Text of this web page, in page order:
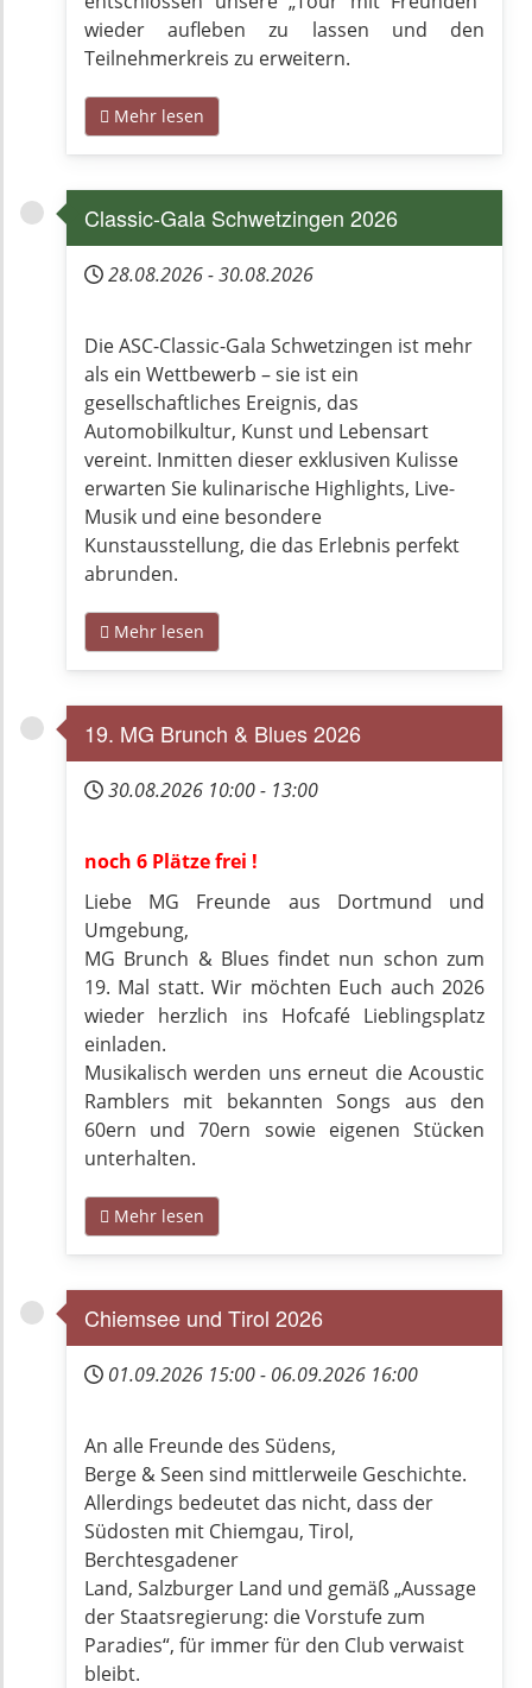
wieder aufleben zu lassen und den
Teilnehmerkreis zu erweitern.
Mehr lesen
Classic-Gala Schwetzingen 2026
28.08.2026-30.08.2026
Die ASC-Classic-Gala Schwetzingen ist mehr
als ein Wettbewerb – sie ist ein
gesellschaftliches Ereignis, das
Automobilkultur, Kunst und Lebensart
vereint. Inmitten dieser exklusiven Kulisse
erwarten Sie kulinarische Highlights, Live-
Musik und eine besondere
Kunstausstellung, die das Erlebnis perfekt
abrunden.
Mehr lesen
19. MG Brunch & Blues 2026
30.08.2026 10:00- 13:00
noch 6 Plätze frei !
Liebe MG Freunde aus Dortmund und
Umgebung,
MG Brunch & Blues findet nun schon zum
19. Mal statt. Wir möchten Euch auch 2026
wieder herzlich ins Hofcafé Lieblingsplatz
einladen.
Musikalisch werden uns erneut die Acoustic
Ramblers mit bekannten Songs aus den
60ern und 70ern sowie eigenen Stücken
unterhalten.
Mehr lesen
Chiemsee und Tirol 2026
01.09.2026 15:00- 06.09.2026 16:00
An alle Freunde des Südens,
Berge & Seen sind mittlerweile Geschichte.
Allerdings bedeutet das nicht, dass der
Südosten mit Chiemgau, Tirol,
Berchtesgadener
Land, Salzburger Land und gemäß „Aussage
der Staatsregierung: die Vorstufe zum
Paradies“, für immer für den Club verwaist
bleibt.